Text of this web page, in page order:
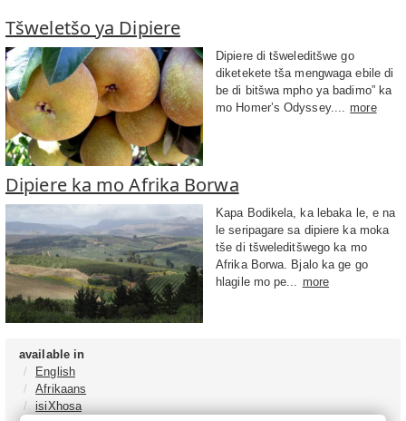
Tšweletšo ya Dipiere
Dipiere di tšweleditšwe go
diketekete tša mengwaga ebile di
be di bitšwa mpho ya badimo” ka
mo Homer’s Odyssey.... more
Dipiere ka mo Afrika Borwa
Kapa Bodikela, ka lebaka le, e na
le seripagare sa dipiere ka moka
tše di tšweleditšwego ka mo
Afrika Borwa. Bjalo ka ge go
hlagile mo pe... more
available in
English
Afrikaans
isiXhosa